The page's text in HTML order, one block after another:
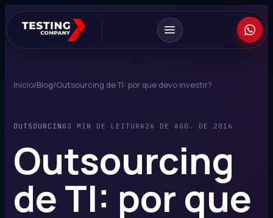
Início/Blog/Outsourcing de TI: por que devo investir?
OUTSOURCING 3 MIN DE LEITURA 26 DE AGO. DE 2016
Outsourcing
de TI: por que